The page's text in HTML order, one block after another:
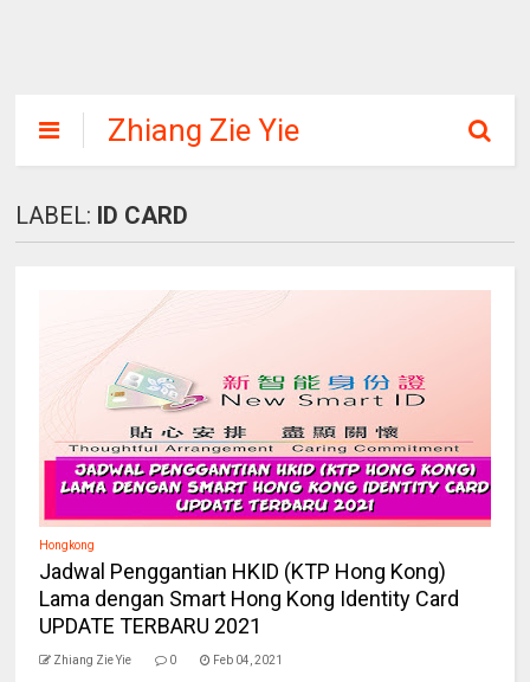
Zhiang Zie Yie
LABEL: ID CARD
Hongkong
Jadwal Penggantian HKID (KTP Hong Kong)
Lama dengan Smart Hong Kong Identity Card
UPDATE TERBARU 2021
Zhiang Zie Yie 0 Feb 04, 2021